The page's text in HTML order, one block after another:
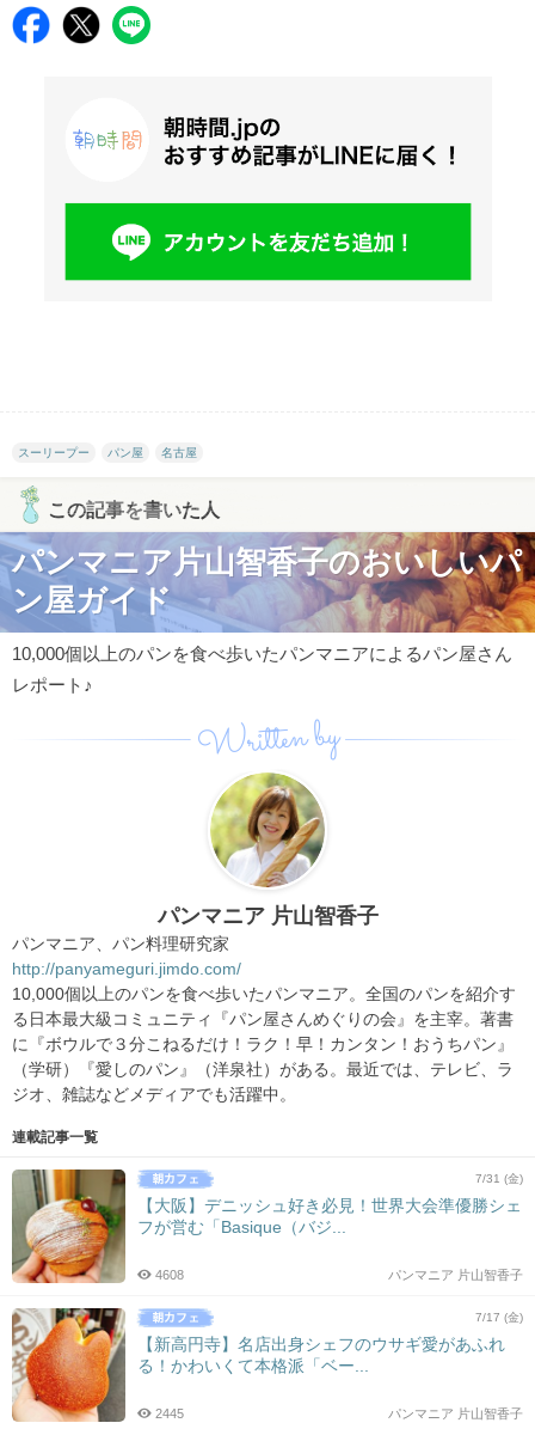
スーリープー パン屋 名古屋
この記事を書いた人
パンマニア片山智香子のおいしいパ
ン屋ガイド
10,000個以上のパンを食べ歩いたパンマニアによるパン屋さん
レポート♪
Written by
パンマニア 片山智香子
パンマニア、パン料理研究家
http://panyameguri.jimdo.com/
10,000個以上のパンを食べ歩いたパンマニア。全国のパンを紹介す
る日本最大級コミュニティ『パン屋さんめぐりの会』を主宰。著書
に『ボウルで３分こねるだけ！ラク！早！カンタン！おうちパン』
（学研）『愛しのパン』（洋泉社）がある。最近では、テレビ、ラ
ジオ、雑誌などメディアでも活躍中。
連載記事一覧
7/31 (金)
【大阪】デニッシュ好き必見！世界大会準優勝シェ
フが営む「Basique（バジ...
パンマニア 片山智香子
4608
7/17 (金)
【新高円寺】名店出身シェフのウサギ愛があふれ
る！かわいくて本格派「ベー...
パンマニア 片山智香子
2445